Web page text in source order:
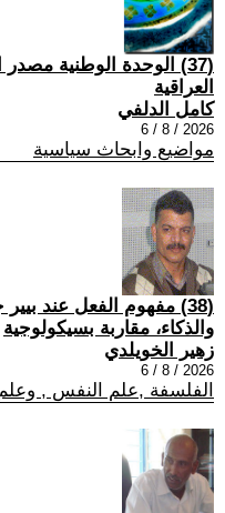
(37) الوحدة الوطنية مصدر
العراقية
كامل الدلفي
2026 / 8 / 6
مواضيع وابحاث سياسية
(38) مفهوم الفعل عند
والذكاء، مقاربة بسيكولوجية
زهير الخويلدي
2026 / 8 / 6
الفلسفة ,علم النفس , وعلم